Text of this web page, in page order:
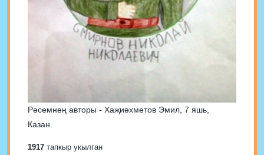
Рәсемнең авторы - Хаҗиәхметов Эмил, 7 яшь,
Казан.
1917 тапкыр укылган